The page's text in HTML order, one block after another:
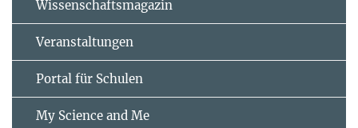
Wissenschaftsmagazin
Veranstaltungen
Portal für Schulen
My Science and Me